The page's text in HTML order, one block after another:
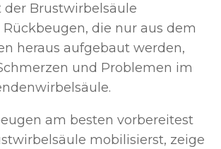
Brustwirbelsäule
die nur aus dem
heraus aufgebaut werden,
und Problemen im
am besten vorbereitest
mobilisierst, zeige